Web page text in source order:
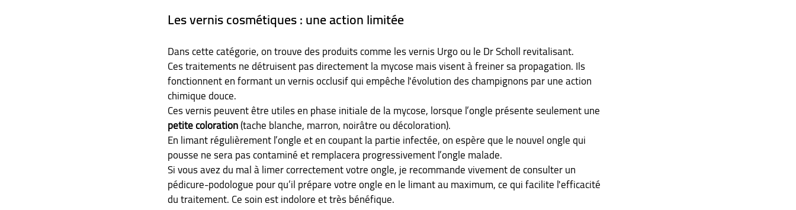
Les vernis cosmétiques : une action limitée
Dans cette catégorie, on trouve des produits comme les vernis Urgo ou le Dr Scholl revitalisant.
Ces traitements ne détruisent pas directement la mycose mais visent à freiner sa propagation. Ils
fonctionnent en formant un vernis occlusif qui empêche l'évolution des champignons par une action
chimique douce.
Ces vernis peuvent être utiles en phase initiale de la mycose, lorsque l’ongle présente seulement une
petite coloration (tache blanche, marron, noirâtre ou décoloration).
En limant régulièrement l’ongle et en coupant la partie infectée, on espère que le nouvel ongle qui
pousse ne sera pas contaminé et remplacera progressivement l’ongle malade.
Si vous avez du mal à limer correctement votre ongle, je recommande vivement de consulter un
pédicure-podologue pour qu’il prépare votre ongle en le limant au maximum, ce qui facilite l'efficacité
du traitement. Ce soin est indolore et très bénéfique.